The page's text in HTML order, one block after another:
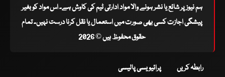
ہم نیوز پر شائع یا نشر ہونے والا مواد ادارتی ٹیم کی کاوش ہے۔ اس مواد کو بغیر
پیشگی اجازت کسی بھی صورت میں استعمال یا نقل کرنا درست نہیں۔ تمام
حقوق محفوظ ہیں © 2026
رابطہ کریں پرائیویسی پالیسی